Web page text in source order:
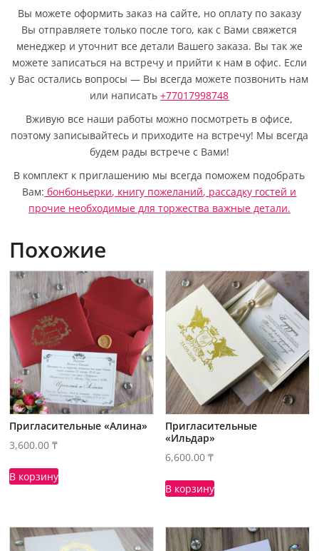
Вы можете оформить заказ на сайте, но оплату по заказу
Вы отправляете только после того, как с Вами свяжется
менеджер и уточнит все детали Вашего заказа. Вы так же
можете записаться на встречу и прийти к нам в офис. Если
у Вас остались вопросы — Вы всегда можете позвонить нам
или написать+77017998748
Вживую все наши работы можно посмотреть в офисе,
поэтому записывайтесь и приходите на встречу! Мы всегда
будем рады встрече с Вами!
В комплект к приглашению мы всегда поможем подобрать
Вам: бонбоньерки, книгу пожеланий, рассадку гостей и
прочие необходимые для торжества важные детали.
Похожие
Пригласительные «Алина»
3,600.00₸
В корзину
Пригласительные
«Ильдар»
6,600.00₸
В корзину